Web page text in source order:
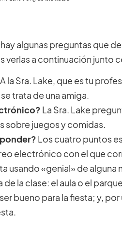
algunas preguntas que
verlas a continuación junto
A la Sra. Lake, que es tu
trata de una amiga.
La Sra. Lake
sobre juegos y comidas.
Los cuatro puntos
electrónico con el que
usando «genial» de
la clase: el aula o el
bueno para la fiesta; y,